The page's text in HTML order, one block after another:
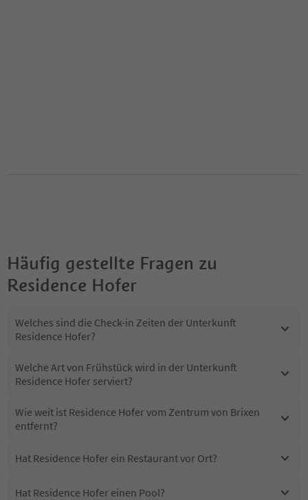
Häufig gestellte Fragen zu
Residence Hofer
Welches sind die Check-in Zeiten der Unterkunft
Residence Hofer?
Welche Art von Frühstück wird in der Unterkunft
Residence Hofer serviert?
Wie weit ist Residence Hofer vom Zentrum von Brixen
entfernt?
Hat Residence Hofer ein Restaurant vor Ort?
Hat Residence Hofer einen Pool?